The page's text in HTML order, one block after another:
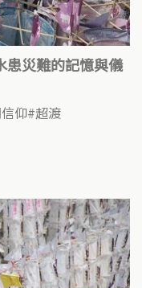
患災難的記憶與儀
仰 超渡